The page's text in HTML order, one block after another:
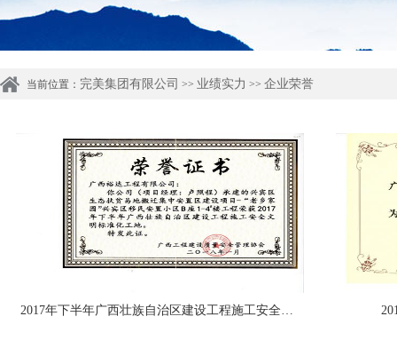
当前位置： 完美集团有限公司 >> 业绩实力 >> 企业荣誉
2017年下半年广西壮族自治区建设工程施工安全文明标准化工地